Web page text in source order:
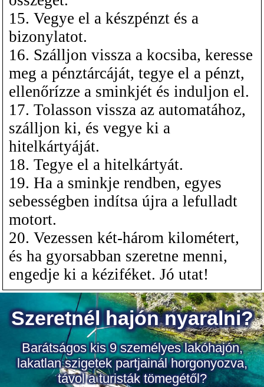
15. Vegye el a készpénzt és a
bizonylatot.
16. Szálljon vissza a kocsiba, keresse
meg a pénztárcáját, tegye el a pénzt,
ellenőrízze a sminkjét és induljon el.
17. Tolasson vissza az automatához,
szálljon ki, és vegye ki a
hitelkártyáját.
18. Tegye el a hitelkártyát.
19. Ha a sminkje rendben, egyes
sebességben indítsa újra a lefulladt
motort.
20. Vezessen két-három kilométert,
és ha gyorsabban szeretne menni,
engedje ki a kéziféket. Jó utat!